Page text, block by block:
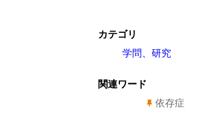
カテゴリ
学問、研究
関連ワード
依存症